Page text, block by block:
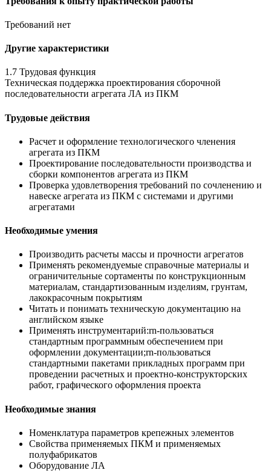
Требований нет
Другие характеристики
1.7 Трудовая функция
Техническая поддержка проектирования сборочной
последовательности агрегата ЛА из ПКМ
Трудовые действия
Расчет и оформление технологического членения
агрегата из ПКМ
Проектирование последовательности производства и
сборки компонентов агрегата из ПКМ
Проверка удовлетворения требований по сочленению и
навеске агрегата из ПКМ с системами и другими
агрегатами
Необходимые умения
Производить расчеты массы и прочности агрегатов
Применять рекомендуемые справочные материалы и
ограничительные сортаменты по конструкционным
материалам, стандартизованным изделиям, грунтам,
лакокрасочным покрытиям
Читать и понимать техническую документацию на
английском языке
Применять инструментарий:rn-пользоваться
стандартным программным обеспечением при
оформлении документации;rn-пользоваться
стандартными пакетами прикладных программ при
проведении расчетных и проектно-конструкторских
работ, графического оформления проекта
Необходимые знания
Номенклатура параметров крепежных элементов
Свойства применяемых ПКМ и применяемых
полуфабрикатов
Оборудование ЛА